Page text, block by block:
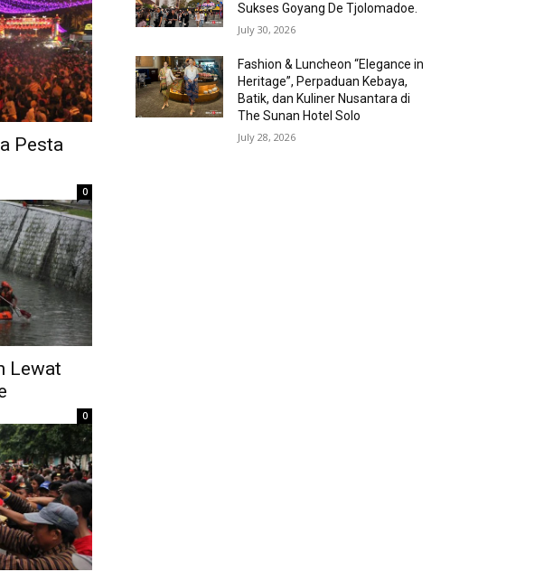
Pesta
0
Lewat
0
Sukses Goyang De Tjolomadoe.
July 30, 2026
Fashion & Luncheon “Elegance in
Heritage”, Perpaduan Kebaya,
Batik, dan Kuliner Nusantara di
The Sunan Hotel Solo
July 28, 2026